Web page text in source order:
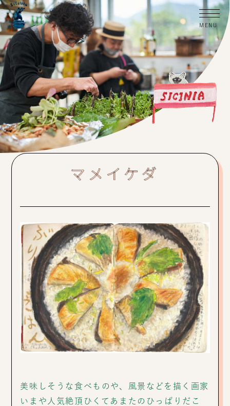
マメイケダ
美味しそうな食べものや、風景などを描く画家
いまや人気絶頂ひくてあまたのひっぱりだこ